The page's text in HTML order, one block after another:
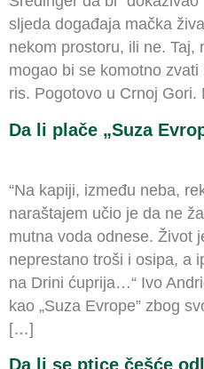
sljeda događaja mačka
nekom prostoru, ili ne. Taj,
mogao bi se komotno
ris. Pogotovo u Crnoj
Da li plače „Suza
“Na kapiji, između neba,
naraštajem učio je da ne
mutna voda odnese. Život
neprestano troši i osipa, a
na Drini ćuprija…“ Ivo
kao „Suza Evrope” zbog
[…]
Da li se ptice češće